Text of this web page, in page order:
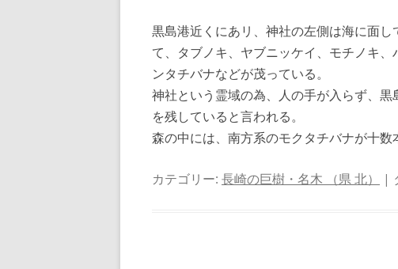
黒島港近くにあリ、神社の左側は海に面
て、タブノキ、ヤブニッケイ、モチノキ
ンタチバナなどが茂っている。
神社という霊域の為、人の手が入らず、
を残していると言われる。
森の中には、南方系のモクタチバナが十数
カテゴリー: 長崎の巨樹・名木 （県 北） |